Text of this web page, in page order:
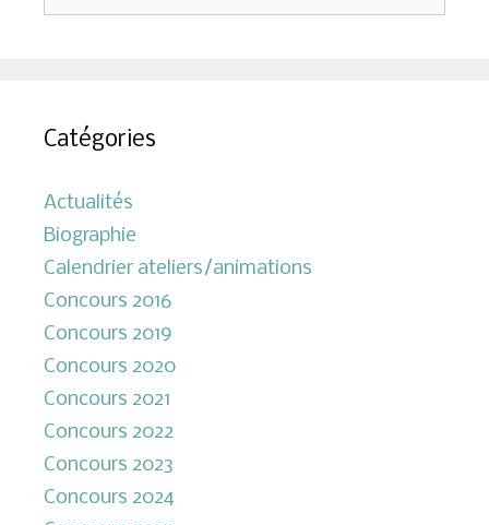
Catégories
Actualités
Biographie
Calendrier ateliers/animations
Concours 2016
Concours 2019
Concours 2020
Concours 2021
Concours 2022
Concours 2023
Concours 2024